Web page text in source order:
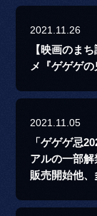
2021.11.26
【映画のま
メ『ゲゲゲの
2021.11.05
「ゲゲゲ忌
アルの一部
販売開始他、